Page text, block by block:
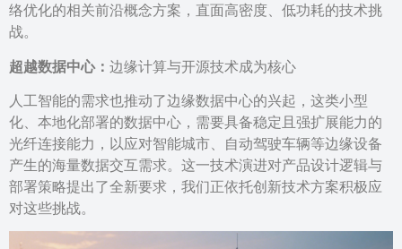
络优化的相关前沿概念方案，直面高密度、低功耗的技术挑
战。
超越数据中心： 边缘计算与开源技术成为核心
人工智能的需求也推动了边缘数据中心的兴起，这类小型
化、本地化部署的数据中心，需要具备稳定且强扩展能力的
光纤连接能力，以应对智能城市、自动驾驶车辆等边缘设备
产生的海量数据交互需求。这一技术演进对产品设计逻辑与
部署策略提出了全新要求，我们正依托创新技术方案积极应
对这些挑战。